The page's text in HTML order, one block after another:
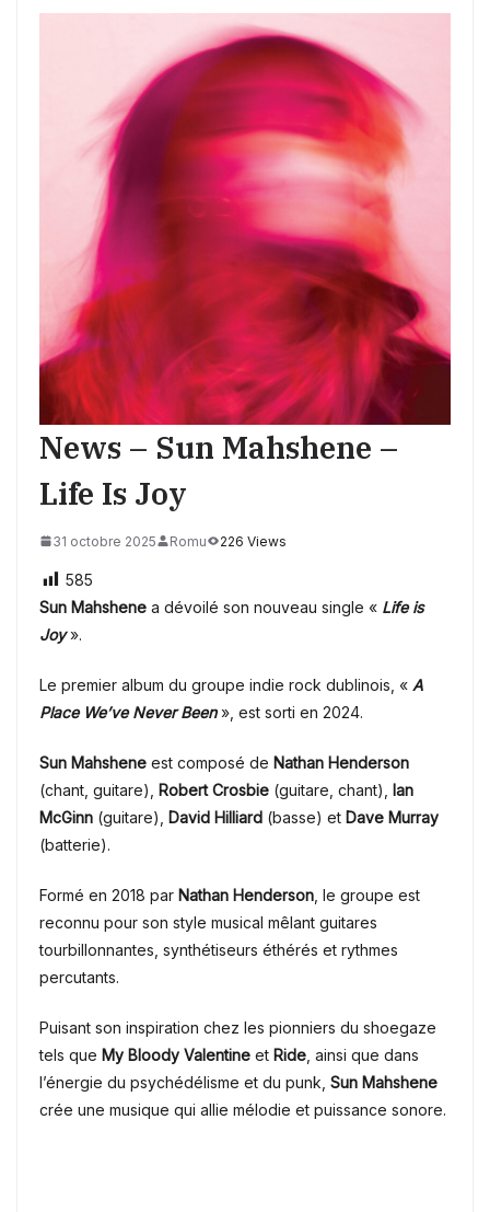
News – Sun Mahshene –
Life Is Joy
31 octobre 2025 Romu 226 Views
585
Sun Mahshene a dévoilé son nouveau single « Life is
Joy ».
Le premier album du groupe indie rock dublinois, « A
Place We’ve Never Been», est sorti en 2024.
Sun Mahshene est composé de Nathan Henderson
(chant, guitare), Robert Crosbie (guitare, chant), Ian
McGinn (guitare), David Hilliard (basse) et Dave Murray
(batterie).
Formé en 2018 par Nathan Henderson , le groupe est
reconnu pour son style musical mêlant guitares
tourbillonnantes, synthétiseurs éthérés et rythmes
percutants.
Puisant son inspiration chez les pionniers du shoegaze
tels que My Bloody Valentine et Ride , ainsi que dans
l’énergie du psychédélisme et du punk, Sun Mahshene
crée une musique qui allie mélodie et puissance sonore.